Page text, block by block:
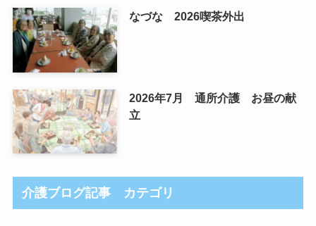
なづな 2026喫茶外出
2026年7月 通所介護 お昼の献
立
介護ブログ記事 カテゴリ